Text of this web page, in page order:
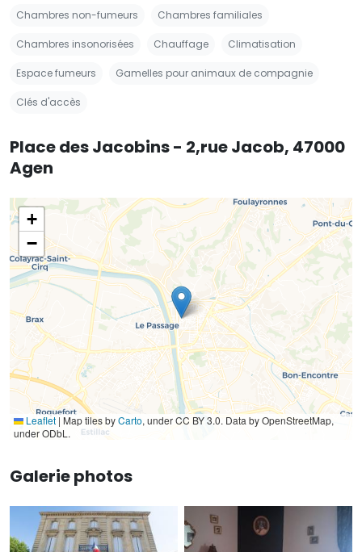
Chambres non-fumeurs Chambres familiales
Chambres insonorisées Chauffage Climatisation
Espace fumeurs Gamelles pour animaux de compagnie
Clés d'accès
Place des Jacobins - 2,rue Jacob, 47000
Agen
+
−
Leaflet | Map tiles byCarto, under CC BY 3.0. Data by OpenStreetMap,
under ODbL.
Galerie photos